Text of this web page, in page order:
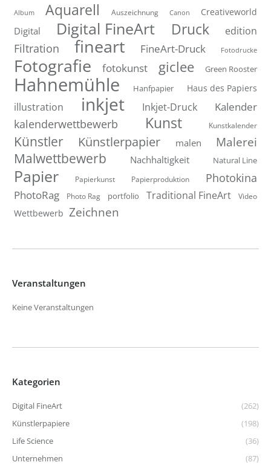
Album Aquarell Auszeichnung Canon Creativeworld
Digital Digital FineArt Druck edition
Filtration fineart FineArt-Druck Fotodrucke
Fotografie fotokunst giclee Green Rooster
Hahnemühle Hanfpapier Haus des Papiers
illustration inkjet Inkjet-Druck Kalender
kalenderwettbewerb Kunst Kunstkalender
Künstler Künstlerpapier malen Malerei
Malwettbewerb Nachhaltigkeit Natural Line
Papier Papierkunst Papierproduktion Photokina
PhotoRag Photo Rag portfolio Traditional FineArt Video
Wettbewerb Zeichnen
Veranstaltungen
Keine Veranstaltungen
Kategorien
Digital FineArt
(262)
Künstlerpapiere
(198)
Life Science
(36)
Unternehmen
(87)